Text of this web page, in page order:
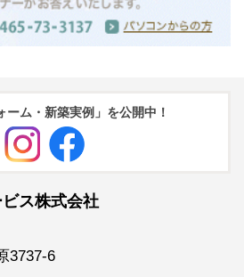
ーム・新築実例」を公開中！
ス株式会社
3737-6